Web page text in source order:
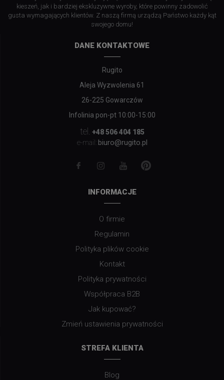
kieszeń, jak i bardziej ekskluzywne wyroby, które powinny zadowolić
gusta wymagających klientów. Z naszą firmą urządzą Państwo każdy kąt
swojego domu!
DANE KONTAKTOWE
Rugito
Aleja Wyzwolenia 61
26-225 Gowarczów
Infolinia pon-pt 10:00-15:00
tel. +48 506 404 185
e-mail: biuro@rugito.pl
INFORMACJE
O firmie
Regulamin
Polityka plików cookie
Kontakt
Polityka prywatności
Współpraca B2B
Jak kupować?
Zmień ustawienia prywatności
STREFA KLIENTA
Blog